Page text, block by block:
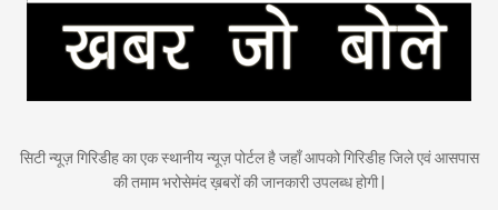
सिटी न्यूज़ गिरिडीह का एक स्थानीय न्यूज़ पोर्टल है जहाँ आपको गिरिडीह जिले एवं आसपास
की तमाम भरोसेमंद ख़बरों की जानकारी उपलब्ध होगी |